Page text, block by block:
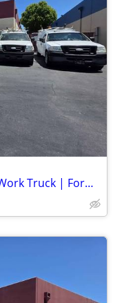
FLEET LIQUIDATION ... Cargo Van & Work Truck | Former AT&T Fleet